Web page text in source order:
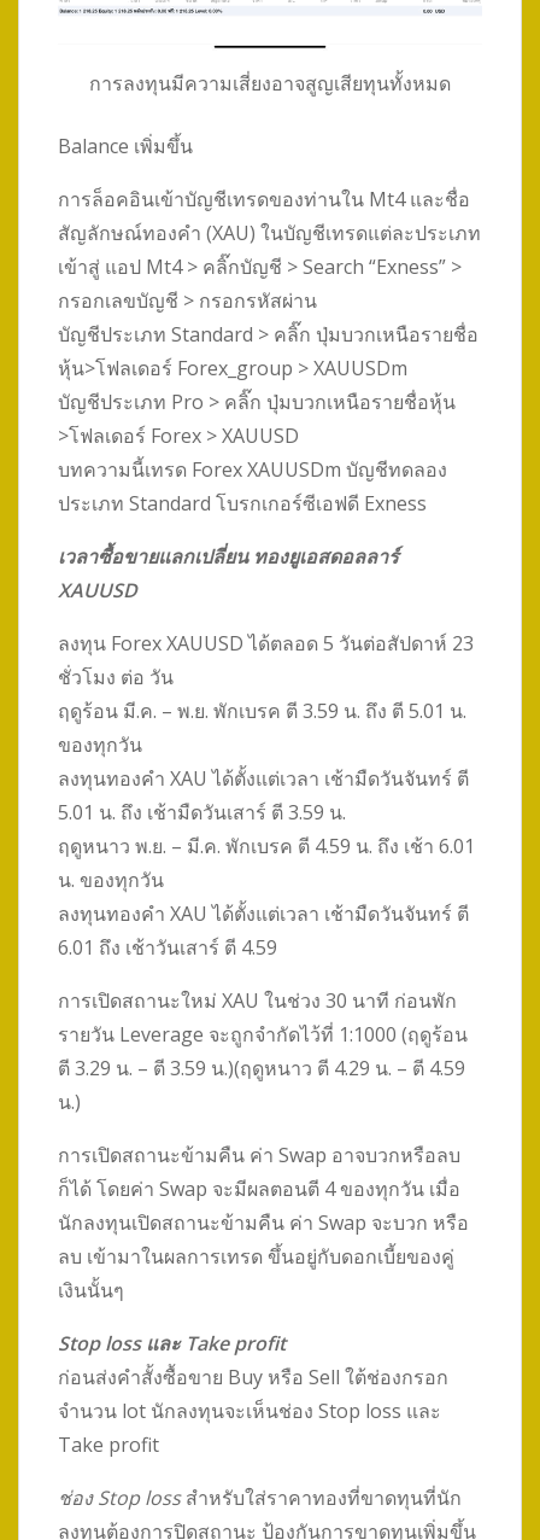
การลงทุนมีความเสี่ยงอาจสูญเสียทุนทั้งหมด
Balance เพิ่มขึ้น
การล็อคอินเข้าบัญชีเทรดของท่านใน Mt4 และชื่อ
สัญลักษณ์ทองคำ (XAU) ในบัญชีเทรดแต่ละประเภท
เข้าสู่ แอป Mt4 > คลิ๊กบัญชี > Search “Exness” >
กรอกเลขบัญชี > กรอกรหัสผ่าน
บัญชีประเภท Standard > คลิ๊ก ปุ่มบวกเหนือรายชื่อ
หุ้น>โฟลเดอร์ Forex_group > XAUUSDm
บัญชีประเภท Pro > คลิ๊ก ปุ่มบวกเหนือรายชื่อหุ้น
>โฟลเดอร์ Forex > XAUUSD
บทความนี้เทรด Forex XAUUSDm บัญชีทดลอง
ประเภท Standard โบรกเกอร์ซีเอฟดี Exness
เวลาซื้อขายแลกเปลี่ยน ทองยูเอสดอลลาร์
XAUUSD
ลงทุน Forex XAUUSD ได้ตลอด 5 วันต่อสัปดาห์ 23
ชั่วโมง ต่อ วัน
ฤดูร้อน มี.ค. – พ.ย. พักเบรค ตี 3.59 น. ถึง ตี 5.01 น.
ของทุกวัน
ลงทุนทองคำ XAU ได้ตั้งแต่เวลา เช้ามืดวันจันทร์ ตี
5.01 น. ถึง เช้ามืดวันเสาร์ ตี 3.59 น.
ฤดูหนาว พ.ย. – มี.ค. พักเบรค ตี 4.59 น. ถึง เช้า 6.01
น. ของทุกวัน
ลงทุนทองคำ XAU ได้ตั้งแต่เวลา เช้ามืดวันจันทร์ ตี
6.01 ถึง เช้าวันเสาร์ ตี 4.59
การเปิดสถานะใหม่ XAU ในช่วง 30 นาที ก่อนพัก
รายวัน Leverage จะถูกจำกัดไว้ที่ 1:1000 (ฤดูร้อน
ตี 3.29 น. – ตี 3.59 น.)(ฤดูหนาว ตี 4.29 น. – ตี 4.59
น.)
การเปิดสถานะข้ามคืน ค่า Swap อาจบวกหรือลบ
ก็ได้ โดยค่า Swap จะมีผลตอนตี 4 ของทุกวัน เมื่อ
นักลงทุนเปิดสถานะข้ามคืน ค่า Swap จะบวก หรือ
ลบ เข้ามาในผลการเทรด ขึ้นอยู่กับดอกเบี้ยของคู่
เงินนั้นๆ
Stop loss และ Take profit
ก่อนส่งคำสั้งซื้อขาย Buy หรือ Sell ใต้ช่องกรอก
จำนวน lot นักลงทุนจะเห็นช่อง Stop loss และ
Take profit
ช่อง Stop lossสำหรับใส่ราคาทองที่ขาดทุนที่นัก
ลงทุนต้องการปิดสถานะ ป้องกันการขาดทุนเพิ่มขึ้น